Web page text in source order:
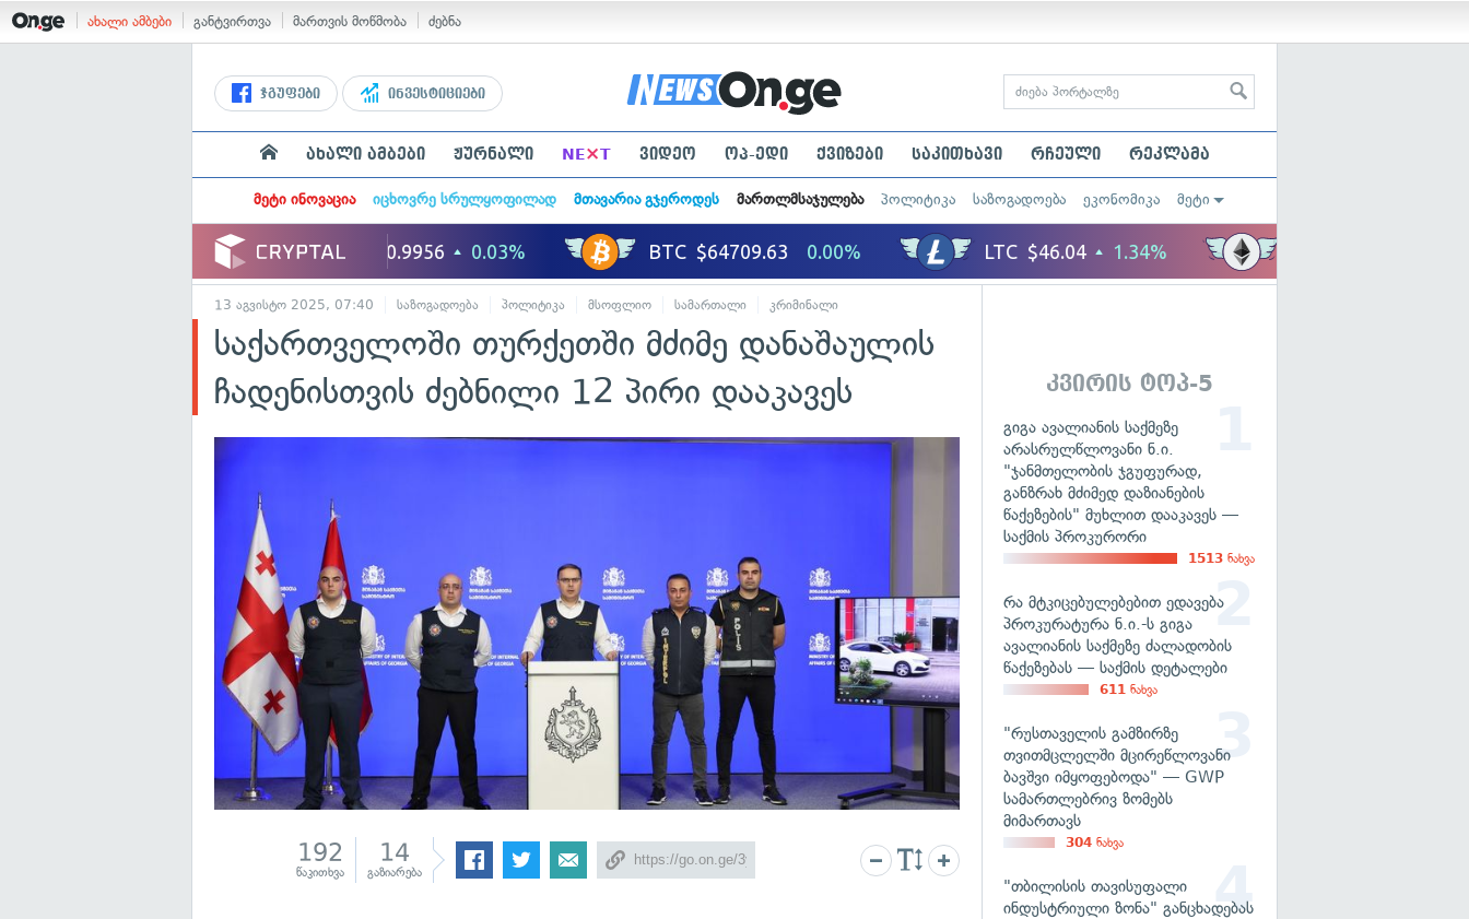
ახალი ამბები განტვირთვა მართვის მოწმობა ძებნა
ჯგუფები ინვესტიციები
ახალი ამბები ჟურნალი NE×T ვიდეო ოპ-ედი ქვიზები საკითხავი რჩეული რეკლამა
მეტი ინოვაცია იცხოვრე სრულყოფილად მთავარია გჯეროდეს მართლმსაჯულება პოლიტიკა საზოგადოება ეკონომიკა მეტი
13 აგვისტო 2025, 07:40 საზოგადოება პოლიტიკა მსოფლიო სამართალი კრიმინალი
საქართველოში თურქეთში მძიმე დანაშაულის
ჩადენისთვის ძებნილი 12 პირი დააკავეს
192
წაკითხვა
14
გაზიარება
კვირის ტოპ-5
გიგა ავალიანის საქმეზე
არასრულწლოვანი ნ.ი.
"ჯანმთელობის ჯგუფურად,
განზრახ მძიმედ დაზიანების
წაქეზების" მუხლით დააკავეს —
საქმის პროკურორი
1513 ნახვა
რა მტკიცებულებებით ედავება
პროკურატურა ნ.ი.-ს გიგა
ავალიანის საქმეზე ძალადობის
წაქეზებას — საქმის დეტალები
611 ნახვა
"რუსთაველის გამზირზე
თვითმცლელში მცირეწლოვანი
ბავშვი იმყოფებოდა" — GWP
სამართლებრივ ზომებს
მიმართავს
304 ნახვა
"თბილისის თავისუფალი
ინდუსტრიული ზონა" განცხადებას